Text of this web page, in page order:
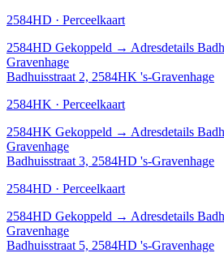
2584HD · Perceelkaart
2584HD Gekoppeld → Adresdetails
Gravenhage
Badhuisstraat 2, 2584HK 's-Gravenhage
2584HK · Perceelkaart
2584HK Gekoppeld → Adresdetails
Gravenhage
Badhuisstraat 3, 2584HD 's-Gravenhage
2584HD · Perceelkaart
2584HD Gekoppeld → Adresdetails
Gravenhage
Badhuisstraat 5, 2584HD 's-Gravenhage